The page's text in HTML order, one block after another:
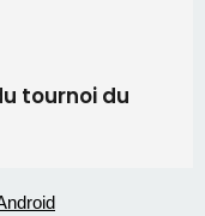
Corse 2026
loges
avant 2081